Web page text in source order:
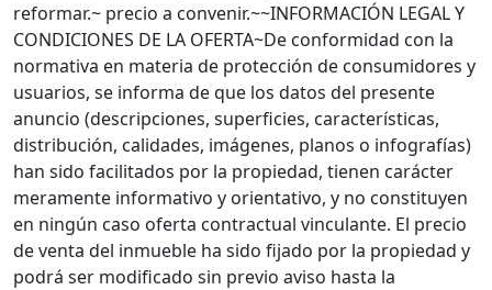
reformar.~ precio a convenir.~~INFORMACIÓN LEGAL Y
CONDICIONES DE LA OFERTA~De conformidad con la
normativa en materia de protección de consumidores y
usuarios, se informa de que los datos del presente
anuncio (descripciones, superficies, características,
distribución, calidades, imágenes, planos o infografías)
han sido facilitados por la propiedad, tienen carácter
meramente informativo y orientativo, y no constituyen
en ningún caso oferta contractual vinculante. El precio
de venta del inmueble ha sido fijado por la propiedad y
podrá ser modificado sin previo aviso hasta la